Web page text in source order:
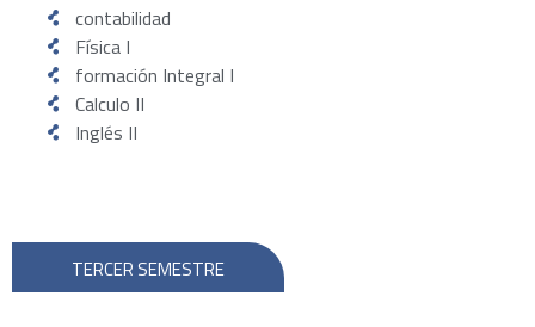
contabilidad
Física I
formación Integral I
Calculo II
Inglés II
TERCER SEMESTRE